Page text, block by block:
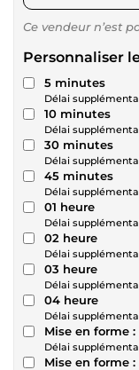
Ce vendeur n’est
Personnaliser
5 minutes
Délai
10 minutes
Délai
30 minutes
Délai
45 minutes
Délai
01 heure
Délai
02 heure
Délai
03 heure
Délai
04 heure
Délai
Mise en forme :
Délai
Mise en forme